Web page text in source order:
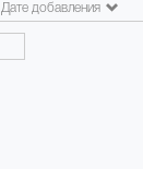
Дате добавления